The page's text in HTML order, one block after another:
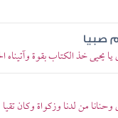
صبيا
يحيى خذ الكتاب بقوة وآتيناه
من لدنا وزكواة وكان تقيا